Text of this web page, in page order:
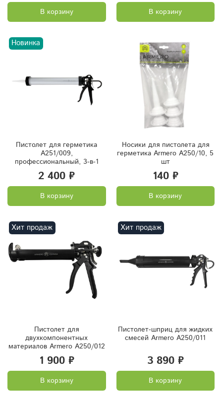
В корзину В корзину
Новинка
Пистолет для герметика
A251/009,
профессиональный, 3-в-1
2 400 ₽
В корзину
Носики для пистолета для
герметика Armero A250/10, 5
шт
140 ₽
В корзину
Хит продаж
Пистолет для
двухкомпонентных
материалов Armero A250/012
1 900 ₽
В корзину
Хит продаж
Пистолет-шприц для жидких
смесей Armero A250/011
3 890 ₽
В корзину